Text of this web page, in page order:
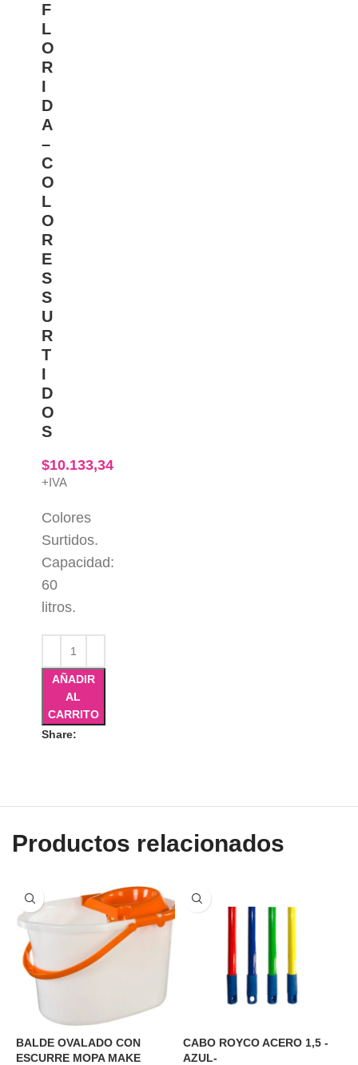
F
L
O
R
I
D
A
–
C
O
L
O
R
E
S
S
U
R
T
I
D
O
S
$10.133,34
+IVA
Colores
Surtidos.
Capacidad:
60
litros.
AÑADIR
AL
CARRITO
Share:
Productos relacionados
BALDE OVALADO CON
ESCURRE MOPA MAKE
CABO ROYCO ACERO 1,5 -
AZUL-